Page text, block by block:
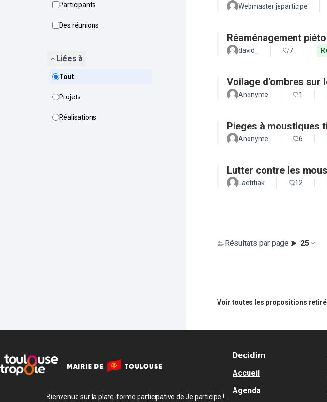
Participants
Des réunions
Liées à
Tout
Projets
Réalisations
Webmaster jeparticipe
Réaménagement
david_ 7
Voilage d'ombres sur
Anonyme 1
Pieges à moustiques
Anonyme 6
Lutter contre les
Laetitiak 12
Résultats par page : 25
Voir toutes les propositions
Bienvenue sur la plate-forme participative de Je participe !.
Decidim
Accueil
Agenda